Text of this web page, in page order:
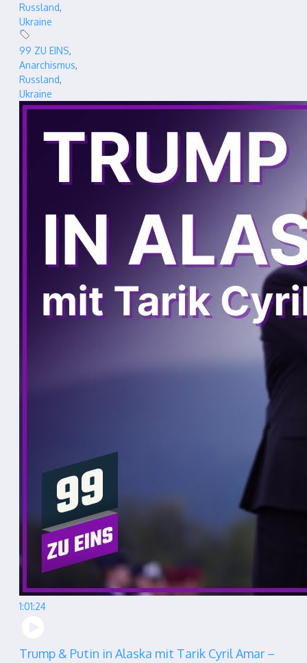
Russland,
Ukraine
99 ZU EINS,
Anarchismus,
Russland,
Ukraine
1:01:24
Trump & Putin in Alaska mit Tarik Cyril Amar –